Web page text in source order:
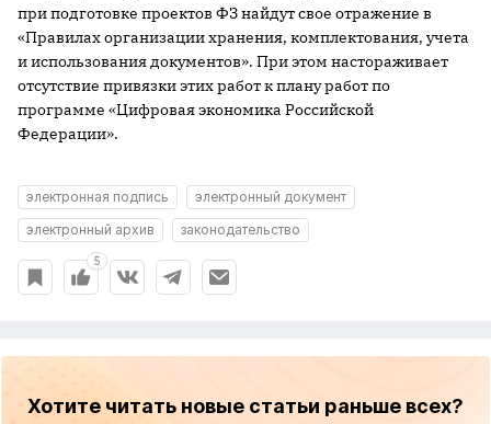
при подготовке проектов ФЗ найдут свое отражение в
«Правилах организации хранения, комплектования, учета
и использования документов». При этом настораживает
отсутствие привязки этих работ к плану работ по
программе «Цифровая экономика Российской
Федерации».
электронная подпись
электронный документ
электронный архив
законодательство
5
Хотите читать новые статьи раньше всех?